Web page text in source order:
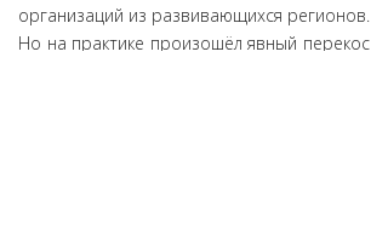
организаций из развивающихся регионов.
Но на практике произошёл явный перекос